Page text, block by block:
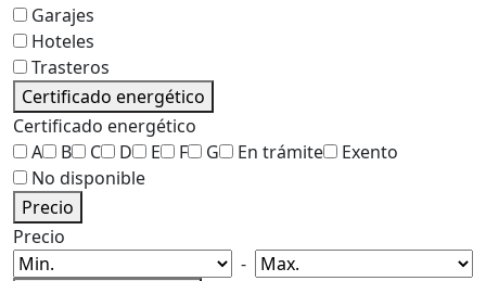
Garajes
Hoteles
Trasteros
Certificado energético
Certificado energético
A
B C D E F G En trámite
Exento
No disponible
Precio
Precio
-